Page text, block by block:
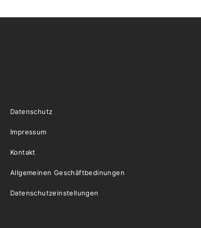
Datenschutz
Impressum
Kontakt
Allgemeinen Geschäftbedinungen
Datenschutzeinstellungen